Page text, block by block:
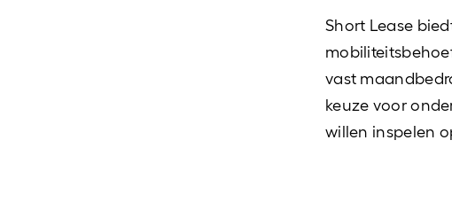
Short Lease
vast
keuze voor
willen inspelen